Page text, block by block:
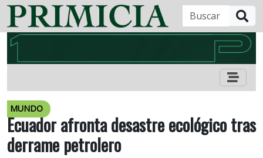
MUNDO
Ecuador afronta desastre ecológico tras
derrame petrolero